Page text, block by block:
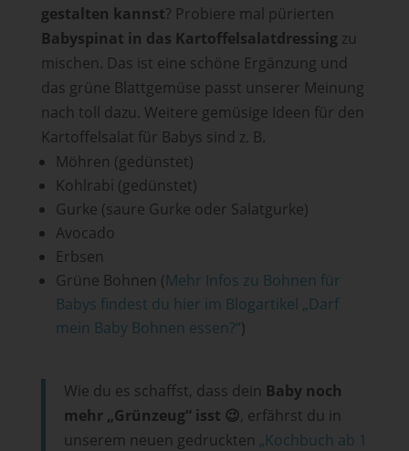
gestalten kannst? Probiere mal pürierten
Babyspinat in das Kartoffelsalatdressing zu
mischen. Das ist eine schöne Ergänzung und
das grüne Blattgemüse passt unserer Meinung
nach toll dazu. Weitere gemüsige Ideen für den
Kartoffelsalat für Babys sind z. B.
Möhren (gedünstet)
Kohlrabi (gedünstet)
Gurke (saure Gurke oder Salatgurke)
Avocado
Erbsen
Grüne Bohnen (Mehr Infos zu Bohnen für
Babys findest du hier im Blogartikel „Darf
mein Baby Bohnen essen?“)
Wie du es schaffst, dass dein Baby noch
mehr „Grünzeug“ isst 😉, erfährst du in
unserem neuen gedruckten „Kochbuch ab 1